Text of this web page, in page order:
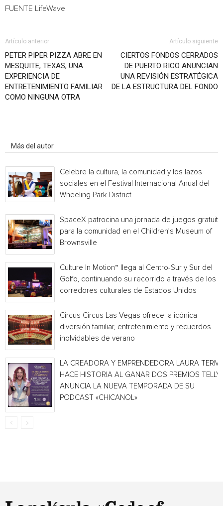
FUENTE LifeWave
Artículo anterior
PETER PIPER PIZZA ABRE EN
MESQUITE, TEXAS, UNA
EXPERIENCIA DE
ENTRETENIMIENTO FAMILIAR
COMO NINGUNA OTRA
Artículo siguiente
CIERTOS FONDOS CERRADOS
DE PUERTO RICO ANUNCIAN
UNA REVISIÓN ESTRATÉGICA
DE LA ESTRUCTURA DEL FONDO
Más del autor
Celebre la cultura, la comunidad y los lazos
sociales en el Festival Internacional Anual del
Wheeling Park District
SpaceX patrocina una jornada de juegos gratuita
para la comunidad en el Children’s Museum of
Brownsville
Culture In Motion™ llega al Centro-Sur y Sur del
Golfo, continuando su recorrido a través de los
corredores culturales de Estados Unidos
Circus Circus Las Vegas ofrece la icónica
diversión familiar, entretenimiento y recuerdos
inolvidables de verano
LA CREADORA Y EMPRENDEDORA LAURA
HACE HISTORIA AL GANAR DOS PREMIOS TELLY
ANUNCIA LA NUEVA TEMPORADA DE SU
PODCAST «CHICANOL»